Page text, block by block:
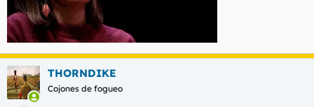
THORNDIKE
Cojones de fogueo